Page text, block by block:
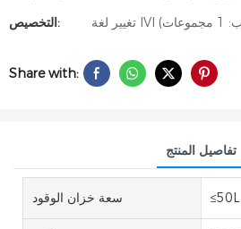
التخصيص:
Share with:
تفاصيل المنتج
سعة خزان الوقود ≤50L